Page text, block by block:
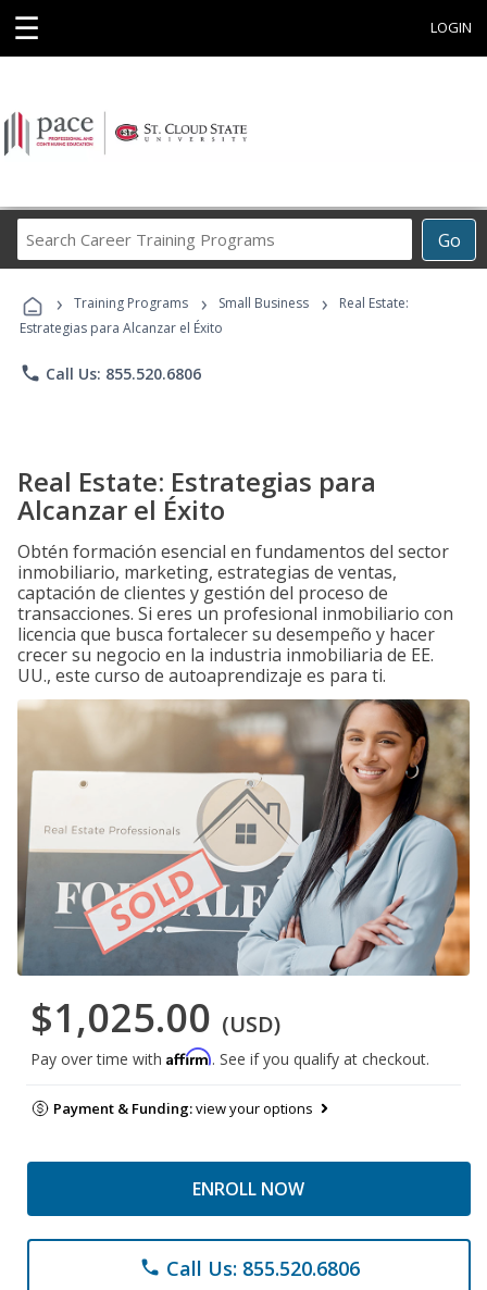
☰ LOGIN
Go
Career
Programs
› Training Programs › Small Business ›
Real Estate:
Estrategias para Alcanzar el Éxito
phone Call Us: 855.520.6806
Real Estate: Estrategias para
Alcanzar el Éxito
Obtén formación esencial en fundamentos del sector
inmobiliario, marketing, estrategias de ventas,
captación de clientes y gestión del proceso de
transacciones. Si eres un profesional inmobiliario con
licencia que busca fortalecer su desempeño y hacer
crecer su negocio en la industria inmobiliaria de EE.
UU., este curso de autoaprendizaje es para ti.
$1,025.00 (USD)
Pay over time with Affirm. See if you qualify at checkout.
Payment & Funding:view your options
ENROLL NOW
phone Call Us: 855.520.6806